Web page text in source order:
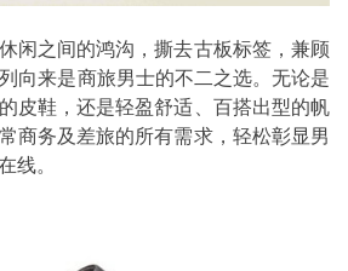
之间的鸿沟，撕去古板标签，兼顾
向来是商旅男士的不二之选。无论是
皮鞋，还是轻盈舒适、百搭出型的帆
商务及差旅的所有需求，轻松彰显男
线。